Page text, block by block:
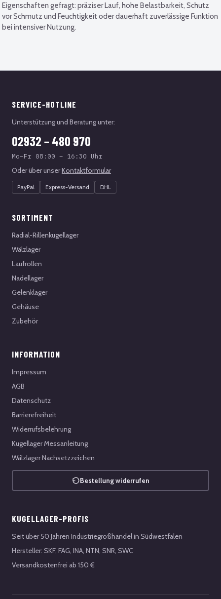
Eigenschaften gefragt: präziser Lauf, hohe Belastbarkeit, Schutz
vor Schmutz und Feuchtigkeit oder dauerhaft zuverlässige Funktion
bei intensiver Nutzung.
SERVICE-HOTLINE
Unterstützung und Beratung unter:
02932 – 480 970
Mo–Fr 08:00 – 16:30 Uhr
Oder über unserKontaktformular
PayPal Express-Versand DHL
SORTIMENT
Radial-Rillenkugellager
Wälzlager
Laufrollen
Nadellager
Gelenklager
Gehäuse
Zubehör
INFORMATION
Impressum
AGB
Datenschutz
Barrierefreiheit
Widerrufsbelehrung
Kugellager Messanleitung
Wälzlager Nachsetzzeichen
Bestellung widerrufen
KUGELLAGER-PROFIS
Seit über 50 Jahren Industriegroßhandel in Südwestfalen
Hersteller: SKF, FAG, INA, NTN, SNR, SWC
Versandkostenfrei ab 150 €